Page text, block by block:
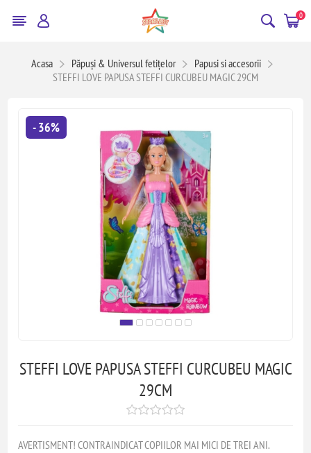
0
Acasa Păpuși & Universul fetițelor
Papusi si accesorii
STEFFI LOVE PAPUSA STEFFI CURCUBEU MAGIC 29CM
- 36%
STEFFI LOVE PAPUSA STEFFI CURCUBEU MAGIC
29CM
AVERTISMENT! CONTRAINDICAT COPIILOR MAI MICI DE TREI ANI.